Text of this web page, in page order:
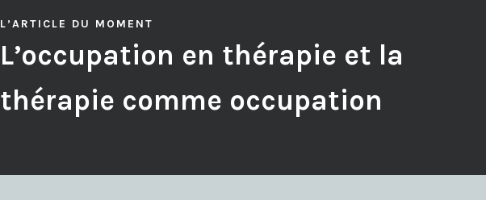
L’ARTICLE DU MOMENT
L’occupation en thérapie et la
thérapie comme occupation